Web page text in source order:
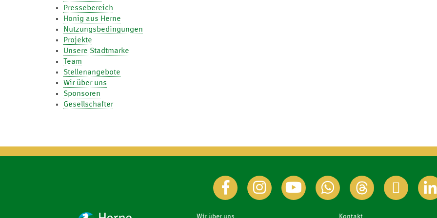
Pressebereich
Honig aus Herne
Nutzungsbedingungen
Projekte
Unsere Stadtmarke
Team
Stellenangebote
Wir über uns
Sponsoren
Gesellschafter
Wir über uns Kontakt